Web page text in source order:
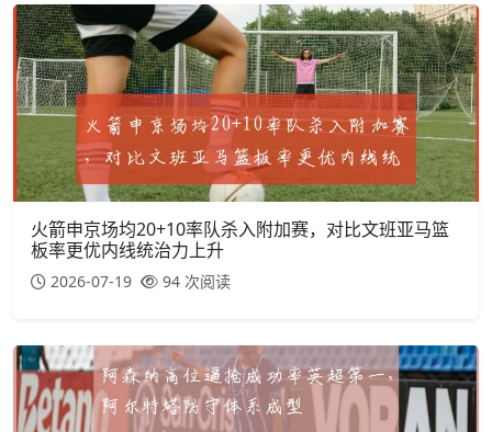
火箭申京场均20+10率队杀入附加赛，对比文班亚马篮
板率更优内线统治力上升
2026-07-19 94 次阅读